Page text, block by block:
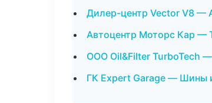
Дилер-центр Vector V8 —
Автоцентр Моторс Кар —
ООО Oil&Filter TurboTech
ГК Expert Garage — Шины